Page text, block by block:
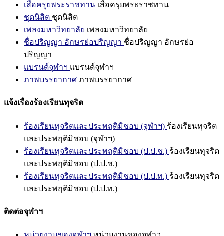
เสื้อครุยพระราชทาน เสื้อครุยพระราชทาน
ชุดนิสิต ชุดนิสิต
เพลงมหาวิทยาลัย เพลงมหาวิทยาลัย
ชื่อปริญญา อักษรย่อปริญญา ชื่อปริญญา อักษรย่อ
ปริญญา
แบรนด์จุฬาฯ แบรนด์จุฬาฯ
ภาพบรรยากาศ ภาพบรรยากาศ
แจ้งเรื่องร้องเรียนทุจริต
ร้องเรียนทุจริตและประพฤติมิชอบ (จุฬาฯ) ร้องเรียนทุจริต
และประพฤติมิชอบ (จุฬาฯ)
ร้องเรียนทุจริตและประพฤติมิชอบ (ป.ป.ช.) ร้องเรียนทุจริต
และประพฤติมิชอบ (ป.ป.ช.)
ร้องเรียนทุจริตและประพฤติมิชอบ (ป.ป.ท.) ร้องเรียนทุจริต
และประพฤติมิชอบ (ป.ป.ท.)
ติดต่อจุฬาฯ